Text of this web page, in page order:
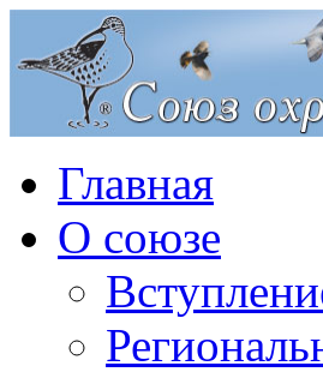
Главная
О союзе